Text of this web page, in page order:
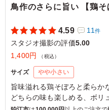
鳥作のさらに旨い 【鶏そ
4.59 11件
スタジオ撮影の評価5.00
1,400円
（税込）
サイズ やや小さい
旨味溢れる鶏そぼろと柔らか
どちらの味も楽しめる、ボリ
そる絶妙なハーモニーで、特